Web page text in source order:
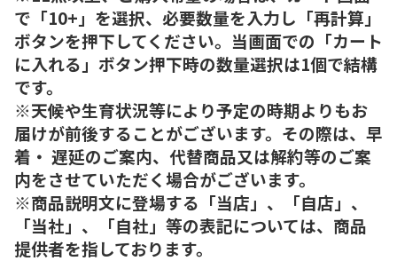
で「10+」を選択、必要数量を入力し「再計算」
ボタンを押下してください。当画面での「カート
に入れる」ボタン押下時の数量選択は1個で結構
です。
※天候や生育状況等により予定の時期よりもお
届けが前後することがございます。その際は、早
着・ 遅延のご案内、代替商品又は解約等のご案
内をさせていただく場合がございます。
※商品説明文に登場する「当店」、「自店」、
「当社」、「自社」等の表記については、商品
提供者を指しております。